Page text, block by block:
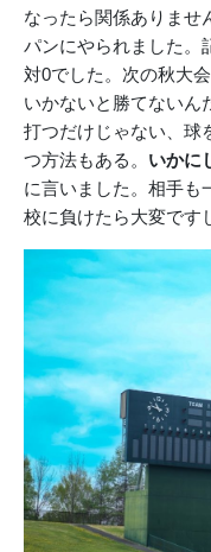
なったら関係ありませ
パンにやられました。
対0でした。次の秋大
いかないと勝てないん
打つだけじゃない、球
つ方法もある。 いかに
に言いました。相手も
校に負けたら大変です